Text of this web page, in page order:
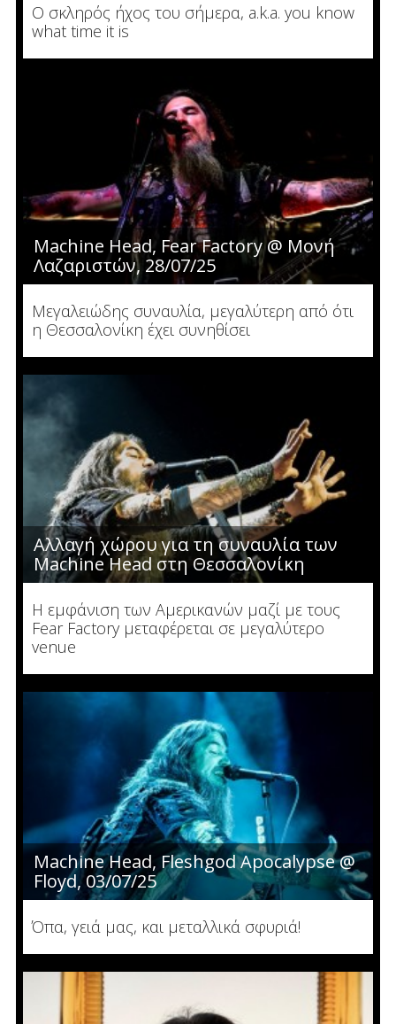
Ο σκληρός ήχος του σήμερα, a.k.a. you know
what time it is
Machine Head, Fear Factory @ Μονή
Λαζαριστών, 28/07/25
Μεγαλειώδης συναυλία, μεγαλύτερη από ότι
η Θεσσαλονίκη έχει συνηθίσει
Αλλαγή χώρου για τη συναυλία των
Machine Head στη Θεσσαλονίκη
Η εμφάνιση των Αμερικανών μαζί με τους
Fear Factory μεταφέρεται σε μεγαλύτερο
venue
Machine Head, Fleshgod Apocalypse @
Floyd, 03/07/25
Όπα, γειά μας, και μεταλλικά σφυριά!